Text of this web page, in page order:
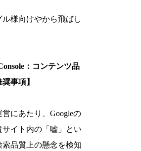
様向けやから飛ばし
：コンテンツ品
事項】
にあたり、Googleの
イト内の「嘘」とい
索品質上の懸念を検知